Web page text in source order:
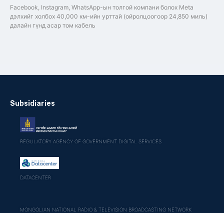
Facebook, Instagram, WhatsApp-ын толгой компани болох Meta
дэлхийг холбох 40,000 км-ийн урттай (ойролцоогоор 24,850 миль)
далайн гүнд асар том кабель
Subsidiaries
REGULATORY AGENCY OF GOVERNMENT DIGITAL SERVICES
DATACENTER
MONGOLIAN NATIONAL RADIO & TELEVISION BROADCASTING NETWORK